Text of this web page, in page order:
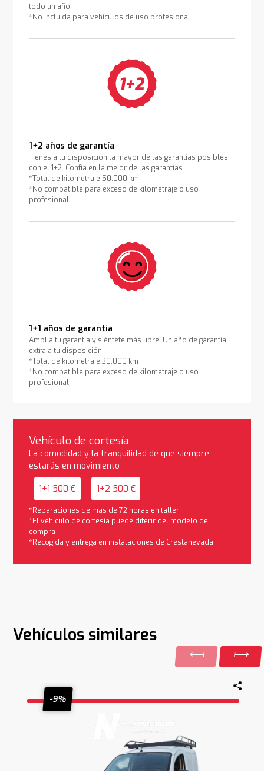
todo un año.
*No incluida para vehículos de uso profesional
1+2 años de garantía
Tienes a tu disposición la mayor de las garantías posibles
con el 1+2. Confía en la mejor de las garantías.
*Total de kilometraje 50.000 km
*No compatible para exceso de kilometraje o uso
profesional
1+1 años de garantía
Amplía tu garantía y siéntete más libre. Un año de garantía
extra a tu disposición.
*Total de kilometraje 30.000 km
*No compatible para exceso de kilometraje o uso
profesional
Vehículo de cortesía
La comodidad y la tranquilidad de que siempre
estarás en movimiento
1+1 500 € 1+2 500 €
*Reparaciones de más de 72 horas en taller
*El vehículo de cortesía puede diferir del modelo de
compra
*Recogida y entrega en instalaciones de Crestanevada
Vehículos similares
-9%